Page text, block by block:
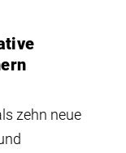
zehn neue